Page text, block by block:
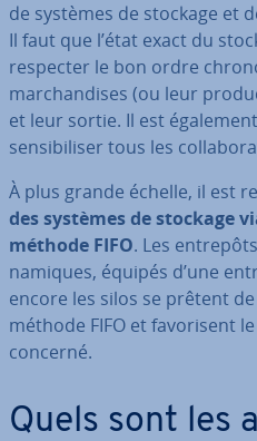
de systèmes de stockage et
Il faut que l’état exact du
respecter le bon ordre
mar­chan­dises (ou leur
et leur sortie. Il est
sen­si­bi­li­ser tous les
À plus grande échelle, il est
des systèmes de stockage
méthode FIFO. Les
na­miques, équipés d’une
encore les silos se prêtent
méthode FIFO et fa­vo­ri­sent
concerné.
Quels sont les